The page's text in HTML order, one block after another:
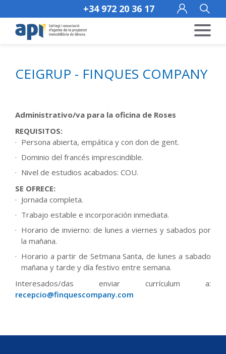
+34 972 20 36 17
CEIGRUP - FINQUES COMPANY
Administrativo/va para la oficina de Roses
REQUISITOS:
Persona abierta, empática y con don de gent.
Dominio del francés imprescindible.
Nivel de estudios acabados: COU.
SE OFRECE:
Jornada completa.
Trabajo estable e incorporación inmediata.
Horario de invierno: de lunes a viernes y sabados por
la mañana.
Horario a partir de Setmana Santa, de lunes a sabado
mañana y tarde y día festivo entre semana.
Interesados/das enviar currículum a:
recepcio@finquescompany.com